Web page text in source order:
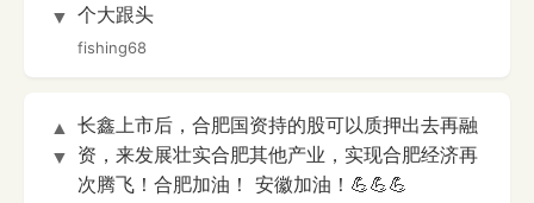
▼ 个大跟头
fishing68
▲
▼
长鑫上市后，合肥国资持的股可以质押出去再融
资，来发展壮实合肥其他产业，实现合肥经济再
次腾飞！合肥加油！ 安徽加油！💪💪💪